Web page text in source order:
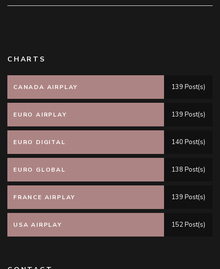
CHARTS
CANADA AIRPLAY 139 Post(s)
EURO AIRPLAY 139 Post(s)
EURO DIGITAL 140 Post(s)
EURO GLOBAL 138 Post(s)
FRANCE AIRPLAY 139 Post(s)
USA AIRPLAY 152 Post(s)